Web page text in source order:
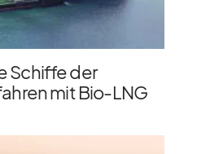
Schiffe der
mit Bio-LNG